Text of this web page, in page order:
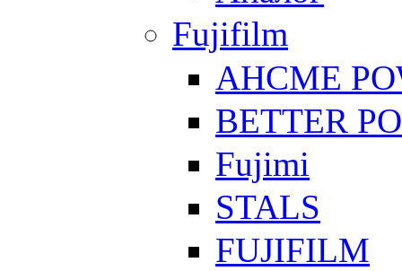
Fujifilm
AHCME
BETTER
Fujimi
STALS
FUJIFILM